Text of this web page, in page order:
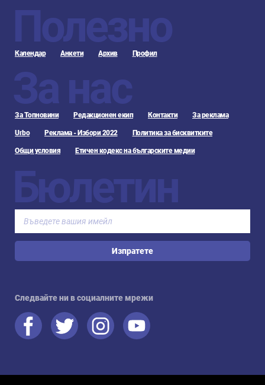
Полезно
Календар Анкети Архив Профил
За нас
За Топновини Редакционен екип Контакти За реклама
Urbo Реклама - Избори 2022 Политика за бисквитките
Общи условия Етичен кодекс на българските медии
Бюлетин
Изпратете
Следвайте ни в социалните мрежи